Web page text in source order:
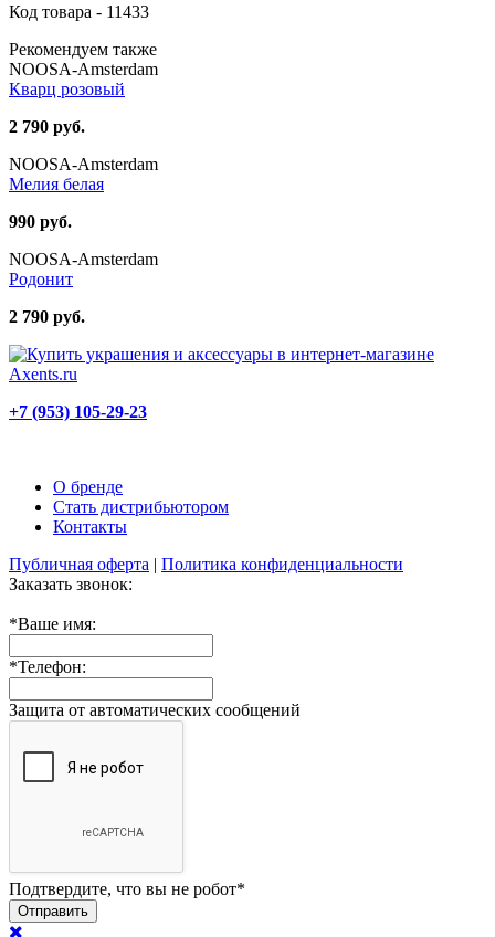
Код товара - 11433
Рекомендуем также
NOOSA-Amsterdam
Кварц розовый
2 790 руб.
NOOSA-Amsterdam
Мелия белая
990 руб.
NOOSA-Amsterdam
Родонит
2 790 руб.
+7 (953) 105-29-23
О бренде
Стать дистрибьютором
Контакты
Публичная оферта | Политика конфиденциальности
Заказать звонок:
*Ваше имя:
*Телефон:
Защита от автоматических сообщений
Подтвердите, что вы не робот*